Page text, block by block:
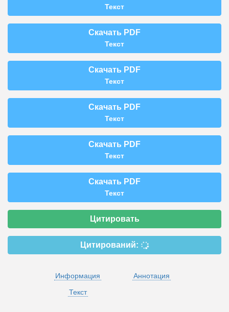
Текст
Скачать PDF
Текст
Скачать PDF
Текст
Скачать PDF
Текст
Скачать PDF
Текст
Скачать PDF
Текст
Цитировать
Цитирований:
Информация
Аннотация
Текст